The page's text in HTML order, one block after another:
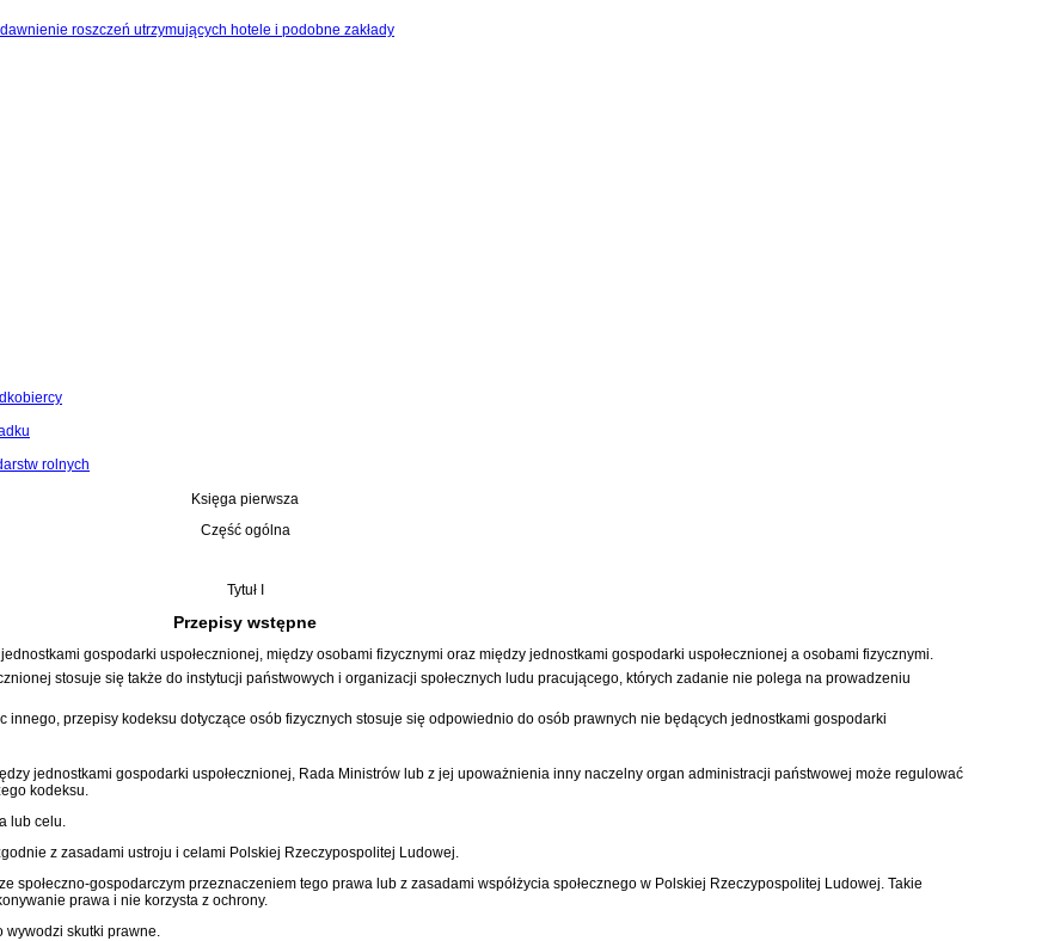
roszczeń utrzymujących hotele i podobne zakłady
rolnych
Księga pierwsza
Część ogólna
Tytuł I
Przepisy wstępne
gospodarki uspołecznionej, między osobami fizycznymi oraz między jednostkami gospodarki uspołecznionej a osobami fizycznymi.
stosuje się także do instytucji państwowych i organizacji społecznych ludu pracującego, których zadanie nie polega na prowadzeniu
przepisy kodeksu dotyczące osób fizycznych stosuje się odpowiednio do osób prawnych nie będących jednostkami gospodarki
jednostkami gospodarki uspołecznionej, Rada Ministrów lub z jej upoważnienia inny naczelny organ administracji państwowej może regulować
kodeksu.
lub celu.
z zasadami ustroju i celami Polskiej Rzeczypospolitej Ludowej.
społeczno-gospodarczym przeznaczeniem tego prawa lub z zasadami współżycia społecznego w Polskiej Rzeczypospolitej Ludowej. Takie
prawa i nie korzysta z ochrony.
wywodzi skutki prawne.